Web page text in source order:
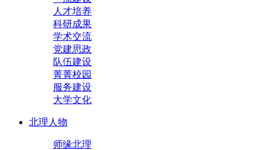
人才培养
科研成果
学术交流
党建思政
队伍建设
菁菁校园
服务建设
大学文化
北理人物
师缘北理